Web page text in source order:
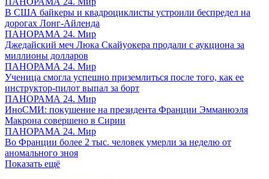
В США байкеры и квадроциклисты устроили беспредел на
дорогах Лонг-Айленда
ПАНОРАМА 24. Мир
Джедайский меч Люка Скайуокера продали с аукциона за
миллионы долларов
ПАНОРАМА 24. Мир
Ученица смогла успешно приземлиться после того, как ее
инструктор-пилот выпал за борт
ПАНОРАМА 24. Мир
ИноСМИ: покушение на президента Франции Эмманюэля
Макрона совершено в Сирии
ПАНОРАМА 24. Мир
Во Франции более 2 тыс. человек умерли за неделю от
аномального зноя
Показать ещё